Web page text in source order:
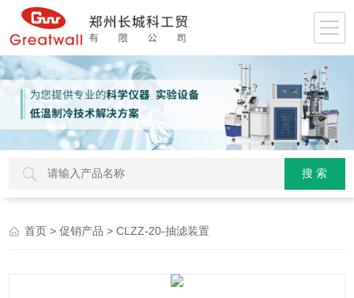
首页 >促销产品 > CLZZ-20-抽滤装置